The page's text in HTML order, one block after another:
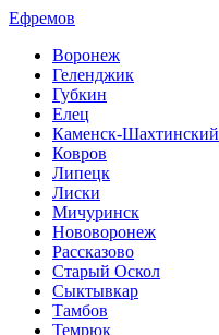
Ефремов
Воронеж
Геленджик
Губкин
Елец
Каменск-Шахтинский
Ковров
Липецк
Лиски
Мичуринск
Нововоронеж
Рассказово
Старый Оскол
Сыктывкар
Тамбов
Темрюк